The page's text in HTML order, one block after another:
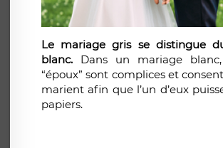
Le mariage gris se distingue
blanc. Dans un mariage
“époux” sont complices et
marient afin que l’un d’eux
papiers.